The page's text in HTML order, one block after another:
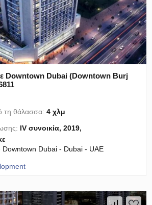
Downtown Dubai (Downtown Burj
τη θάλασσα:4 χλμ
IV συνοικία, 2019,
Downtown Dubai - Dubai - UAE